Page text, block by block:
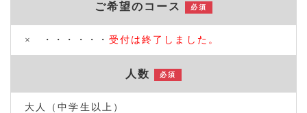
ご希望のコース 必須
× ・・・・・・ 受付は終了しました。
人数 必須
大人（中学生以上）